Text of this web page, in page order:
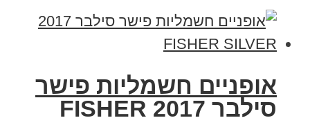
אופניים חשמליות פישר
סילבר 2017 FISHER